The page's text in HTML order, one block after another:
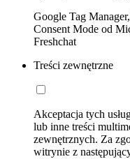
Google Tag
Consent Mode od
Freshchat
Treści zewnętrzne
Akceptacja tych
lub inne treści
zewnętrznych. Za
witrynie z